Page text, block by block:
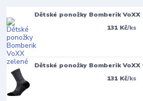
Dětské ponožky Bomberik VoXX
131 Kč/ks
Dětské ponožky Bomberik VoXX
131 Kč/ks